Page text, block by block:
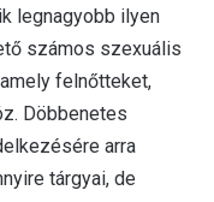
legnagyobb ilyen
számos szexuális
felnőtteket,
Döbbenetes
arra
tárgyai, de